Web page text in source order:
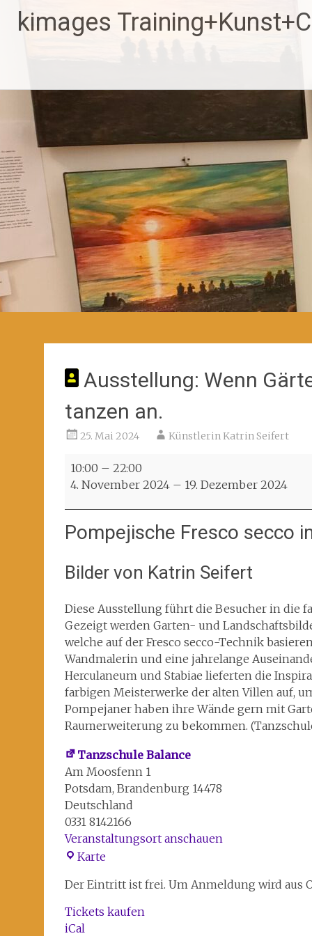
Zum
Inhaltkimages
Ausstellung: Wenn
tanzen an.
25. Mai 2024 Künstlerin Katrin Seifert
Ausstellung:
Wenn
träumen,
fangen
zu
tanzen
10:00 – 22:00
4. November 2024 – 19. Dezember 2024
Pompejische Fresco secco
Bilder von Katrin Seifert
Diese Ausstellung führt die Besucher in die
Gezeigt werden Garten- und
welche auf der Fresco secco-Technik
Wandmalerin und eine jahrelange
Herculaneum und Stabiae lieferten die
farbigen Meisterwerke der alten Villen auf,
Pompejaner haben ihre Wände gern mit
Raumerweiterung zu bekommen.
Tanzschule Balance
Am Moosfenn 1
Potsdam, Brandenburg 14478
Deutschland
0331 8142166
Veranstaltungsort anschauen
KarteTanzschule
Der Eintritt ist frei. Um Anmeldung wird aus
Tickets kaufen
iCal